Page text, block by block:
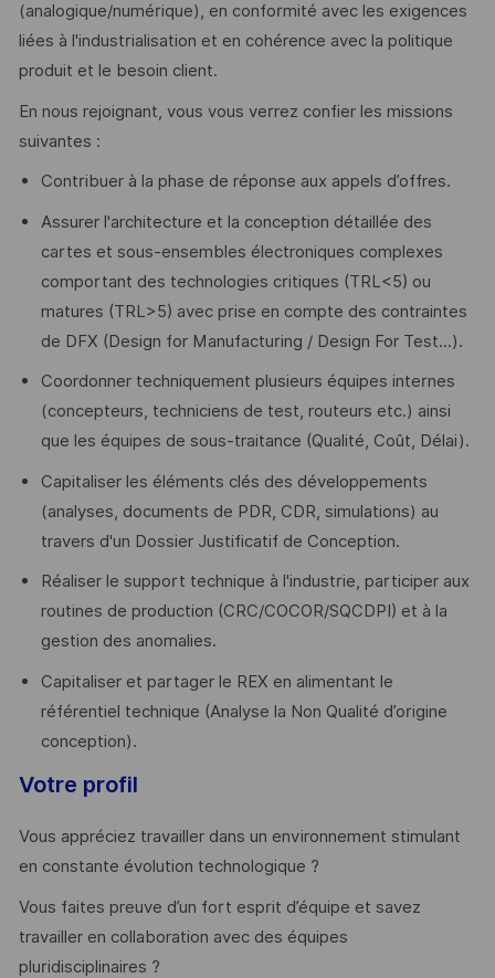
(analogique/numérique), en conformité avec les exigences
liées à l'industrialisation et en cohérence avec la politique
produit et le besoin client.
En nous rejoignant, vous vous verrez confier les missions
suivantes :
Contribuer à la phase de réponse aux appels d’offres.
Assurer l'architecture et la conception détaillée des
cartes et sous-ensembles électroniques complexes
comportant des technologies critiques (TRL<5) ou
matures (TRL>5) avec prise en compte des contraintes
de DFX (Design for Manufacturing / Design For Test...).
Coordonner techniquement plusieurs équipes internes
(concepteurs, techniciens de test, routeurs etc.) ainsi
que les équipes de sous-traitance (Qualité, Coût, Délai).
Capitaliser les éléments clés des développements
(analyses, documents de PDR, CDR, simulations) au
travers d'un Dossier Justificatif de Conception.
Réaliser le support technique à l'industrie, participer aux
routines de production (CRC/COCOR/SQCDPI) et à la
gestion des anomalies.
Capitaliser et partager le REX en alimentant le
référentiel technique (Analyse la Non Qualité d’origine
conception).
Votre profil
Vous appréciez travailler dans un environnement stimulant
en constante évolution technologique ?
Vous faites preuve d’un fort esprit d’équipe et savez
travailler en collaboration avec des équipes
pluridisciplinaires ?